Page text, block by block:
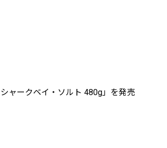
ークベイ・ソルト 480g」を発売